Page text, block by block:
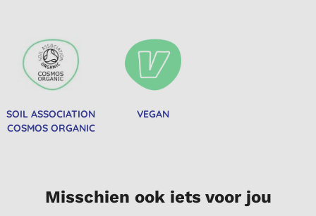
SOIL ASSOCIATION
COSMOS ORGANIC
VEGAN
Misschien ook iets voor jou